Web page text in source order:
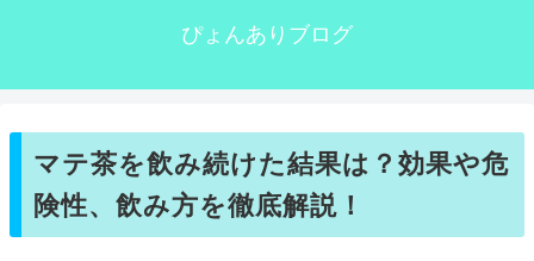
ぴょんありブログ
マテ茶を飲み続けた結果は？効果や危
険性、飲み方を徹底解説！